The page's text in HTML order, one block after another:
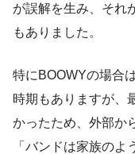
が誤解を生み、それ
もありました。
特にBOOWYの場合
時期もありますが、
かったため、外部か
「バンドは家族の